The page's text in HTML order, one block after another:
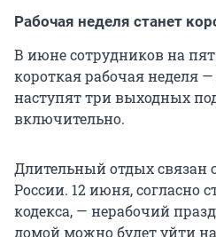
Рабочая неделя станет
В июне сотрудников на
короткая рабочая неделя —
наступят три выходных
включительно.
Длительный отдых связан
России. 12 июня, согласно
кодекса, — нерабочий
домой можно будет уйти